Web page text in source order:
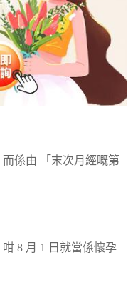
係由 「末次月經嘅第
8 月 1 日就當係懷孕